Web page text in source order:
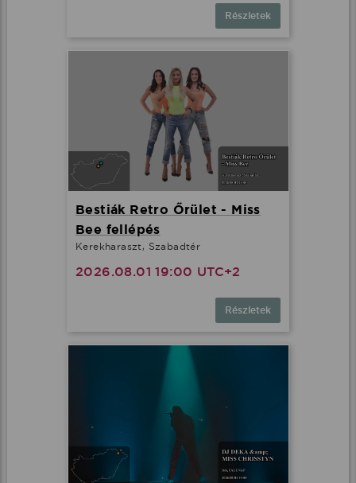
Részletek
Bestiák Retro Őrület - Miss
Bee fellépés
Kerekharaszt, Szabadtér
2026.08.01 19:00 UTC+2
Részletek